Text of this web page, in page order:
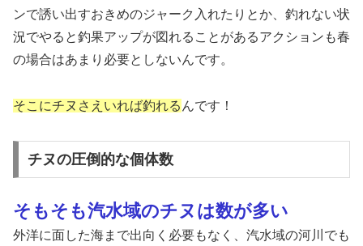
ンで誘い出すおきめのジャーク入れたりとか、釣れない状
況でやると釣果アップが図れることがあるアクションも春
の場合はあまり必要としないんです。
そこにチヌさえいれば釣れる んです！
チヌの圧倒的な個体数
そもそも汽水域のチヌは数が多い
外洋に面した海まで出向く必要もなく、汽水域の河川でも